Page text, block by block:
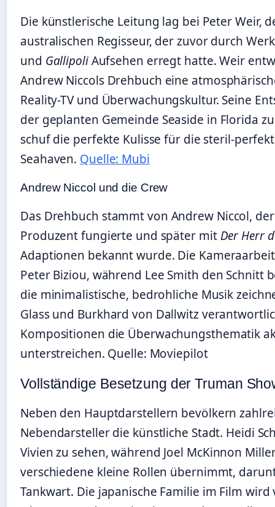
Die künstlerische Leitung lag bei Peter Weir,
australischen Regisseur, der zuvor durch
und GallipoliAufsehen erregt hatte. Weir
Andrew Niccols Drehbuch eine
Reality-TV und Überwachungskultur. Seine
der geplanten Gemeinde Seaside in Florida
schuf die perfekte Kulisse für die steril-
Seahaven. Quelle: Mubi
Andrew Niccol und die Crew
Das Drehbuch stammt von Andrew Niccol,
Produzent fungierte und später mitDer Herr
Adaptionen bekannt wurde. Die
Peter Biziou, während Lee Smith den Schnitt
die minimalistische, bedrohliche Musik
Glass und Burkhard von Dallwitz
Kompositionen die Überwachungsthematik
unterstreichen. Quelle: Moviepilot
Vollständige Besetzung der Truman
Neben den Hauptdarstellern bevölkern
Nebendarsteller die künstliche Stadt. Heidi
Vivien zu sehen, während Joel McKinnon
verschiedene kleine Rollen übernimmt,
Tankwart. Die japanische Familie im Film wird